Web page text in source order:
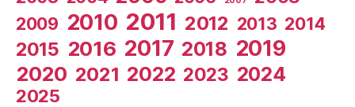
2009 2010 2011 2012 2013 2014
2015 2016 2017 2018 2019
2020 2021 2022 2023 2024
2025